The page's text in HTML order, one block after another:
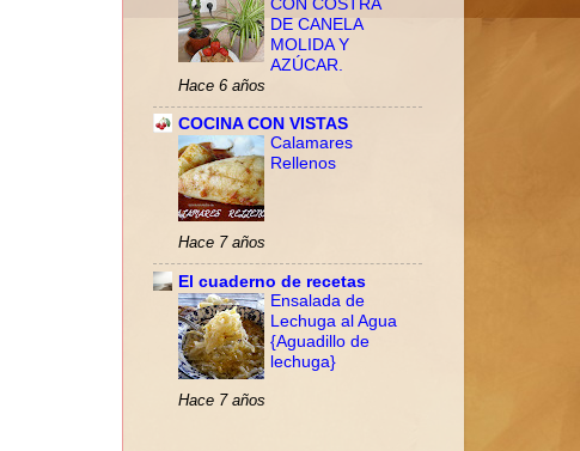
CON COSTRA
DE CANELA
MOLIDA Y
AZÚCAR.
Hace 6 años
COCINA CON VISTAS
Calamares
Rellenos
Hace 7 años
El cuaderno de recetas
Ensalada de
Lechuga al Agua
{Aguadillo de
lechuga}
Hace 7 años